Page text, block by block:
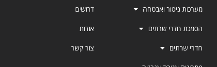
מערכות ניטור ואבטחה
הסמכת חדרי שרתים
חדרי שרתים
דרושים
אודות
צור קשר